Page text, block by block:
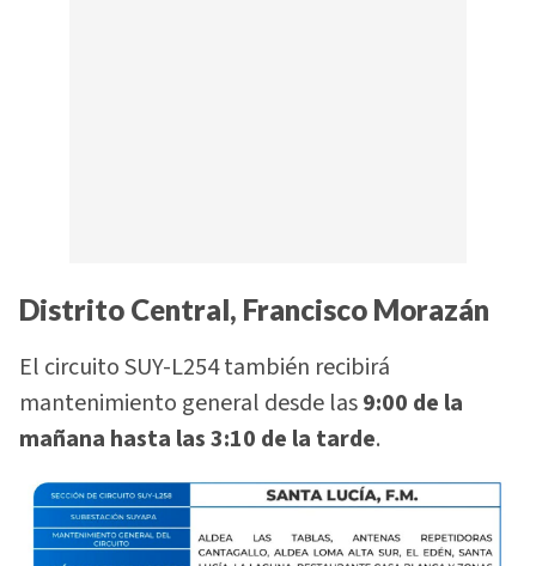
Distrito Central, Francisco Morazán
El circuito SUY-L254 también recibirá
mantenimiento general desde las9:00 de la
mañana hasta las 3:10 de la tarde.